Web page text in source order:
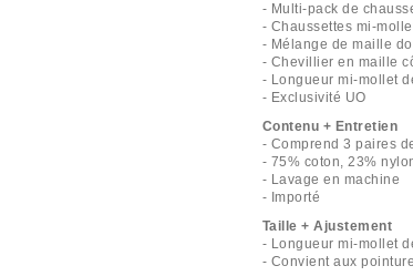
- Multi-pack de
- Chaussettes mi-
- Mélange de maille
- Chevillier en maille
- Longueur mi-mollet
- Exclusivité UO
Contenu + Entretien
- Comprend 3 paires
- 75% coton, 23%
- Lavage en machine
- Importé
Taille + Ajustement
- Longueur mi-mollet
- Convient aux